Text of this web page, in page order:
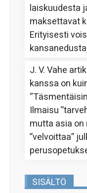
laiskuudesta
maksettavat
Erityisesti
J. V. Vahe
kanssa on
“
Ilmaisu
mutta asia
”velvoittaa”
SISÄLTÖ